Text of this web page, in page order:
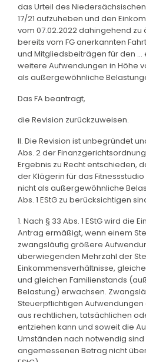
das Urteil des Niedersächsischen
17/21 aufzuheben und den
vom 07.02.2022 dahingehend
bereits vom FG anerkannten
und Mitgliedsbeiträgen für den ...
weitere Aufwendungen in Höhe
als außergewöhnliche
Das FA beantragt,
die Revision zurückzuweisen.
II. Die Revision ist unbegründet
Abs. 2 der
Ergebnis zu Recht entschieden,
der Klägerin für das
nicht als außergewöhnliche
Abs. 1 EStG zu berücksichtigen
1. Nach § 33 Abs. 1 EStG wird die
Antrag ermäßigt, wenn einem
zwangsläufig größere
überwiegenden Mehrzahl der
Einkommensverhältnisse,
und gleichen Familienstands
Belastung) erwachsen.
Steuerpflichtigen Aufwendungen
aus rechtlichen, tatsächlichen
entziehen kann und soweit die
Umständen nach notwendig sind
angemessenen Betrag nicht